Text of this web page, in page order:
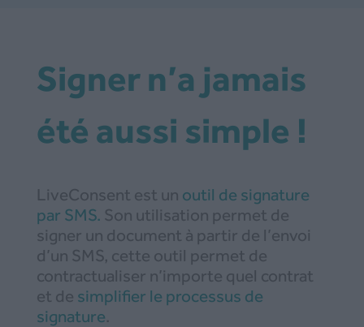
Signer n’a jamais
été aussi simple !
LiveConsent est un outil de signature
par SMS. Son utilisation permet de
signer un document à partir de l’envoi
d’un SMS, cette outil permet de
contractualiser n’importe quel contrat
et de simplifier le processus de
signature.